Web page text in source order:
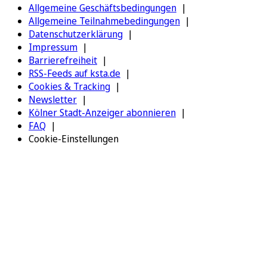
Allgemeine Geschäftsbedingungen
Allgemeine Teilnahmebedingungen
Datenschutzerklärung
Impressum
Barrierefreiheit
RSS-Feeds auf ksta.de
Cookies & Tracking
Newsletter
Kölner Stadt-Anzeiger abonnieren
FAQ
Cookie-Einstellungen